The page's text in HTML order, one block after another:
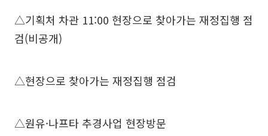
△기획처 차관 11:00 현장으로 찾아가는 재정집행 점
검(비공개)
△현장으로 찾아가는 재정집행 점검
△원유·나프타 추경사업 현장방문